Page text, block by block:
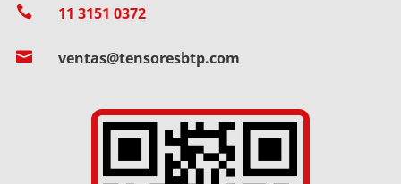
 11 3151 0372
 ventas@tensoresbtp.com